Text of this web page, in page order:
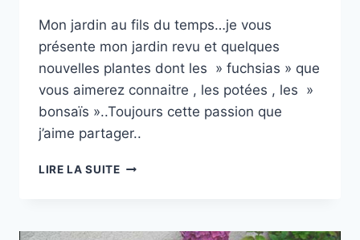
Mon jardin au fils du temps…je vous
présente mon jardin revu et quelques
nouvelles plantes dont les » fuchsias » que
vous aimerez connaitre , les potées , les »
bonsaïs »..Toujours cette passion que
j’aime partager..
LIRE LA SUITEMON
DU